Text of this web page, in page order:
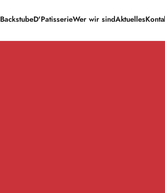
BackstubeD'PatisserieWer wir sindAktuelles